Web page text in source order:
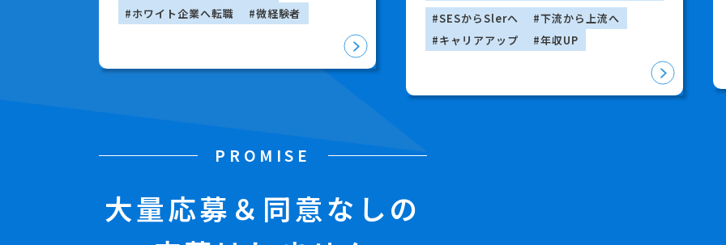
#ホワイト企業へ転職
#微経験者 #SESからSlerへ
#下流から上流へ
#キャリアアップ
#年収UP
PROMISE
大量応募＆同意なしの